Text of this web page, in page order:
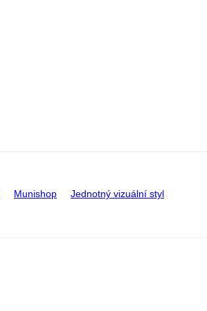
Munishop Jednotný vizuální styl